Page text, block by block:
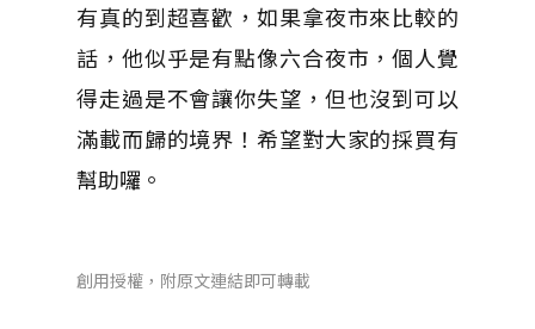
有真的到超喜歡，如果拿夜市來比較的
話，他似乎是有點像六合夜市，個人覺
得走過是不會讓你失望，但也沒到可以
滿載而歸的境界！希望對大家的採買有
幫助囉。
創用授權，附原文連結即可轉載